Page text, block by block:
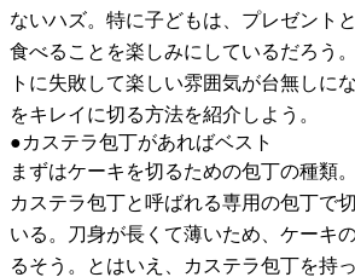
ないハズ。特に子どもは、プレゼント
食べることを楽しみにしているだろう
トに失敗して楽しい雰囲気が台無しに
をキレイに切る方法を紹介しよう。
●カステラ包丁があればベスト
まずはケーキを切るための包丁の種類
カステラ包丁と呼ばれる専用の包丁で
いる。刀身が長くて薄いため、ケーキ
るそう。とはいえ、カステラ包丁を持